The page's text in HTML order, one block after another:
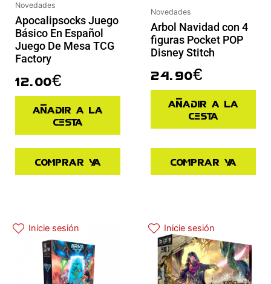
Novedades
Apocalipsocks Juego
Básico En Español
Juego De Mesa TCG
Factory
12.00€
Añadir a la
cesta
Comprar ya
Novedades
Arbol Navidad con 4
figuras Pocket POP
Disney Stitch
24.90€
Añadir a la
cesta
Comprar ya
Inicie sesión Inicie sesión